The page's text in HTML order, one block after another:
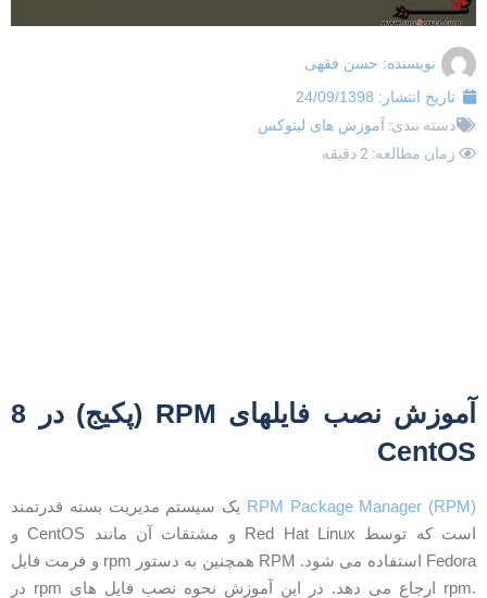
نویسنده:حسن فقهی
تاریخ انتشار: 24/09/1398
دسته بندی:آموزش های لینوکس
زمان مطالعه: 2 دقیقه
آموزش نصب فایلهای RPM (پکیج) در 8
RPM Package Managerیک سیستم مدیریت بسته قدرتمند
است که توسط Red Hat Linux و مشتقات آن مانند CentOS و
Fedora استفاده می شود. RPM همچنین به دستور rpm و فرمت فایل
.rpm ارجاع می دهد. در این آموزش نحوه نصب فایل های rpm در